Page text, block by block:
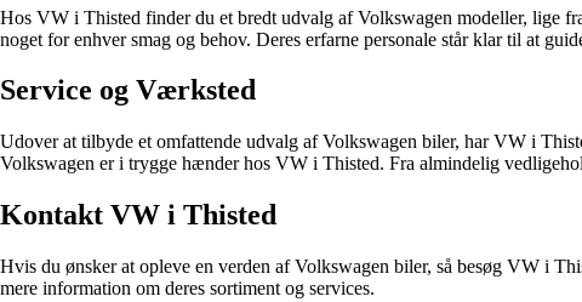
Hos VW i Thisted finder du et bredt udvalg af Volkswagen modeller, lige
noget for enhver smag og behov. Deres erfarne personale står klar til at
Service og Værksted
Udover at tilbyde et omfattende udvalg af Volkswagen biler, har VW i
Volkswagen er i trygge hænder hos VW i Thisted. Fra almindelig
Kontakt VW i Thisted
Hvis du ønsker at opleve en verden af Volkswagen biler, så besøg VW i
mere information om deres sortiment og services.